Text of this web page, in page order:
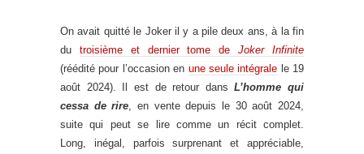
On avait quitté le Joker il y a pile deux ans, à la fin
du troisième et dernier tome deJoker Infinite
(réédité pour l’occasion en une seule intégrale le 19
août 2024). Il est de retour dansL’homme qui
cessa de rire , en vente depuis le 30 août 2024,
suite qui peut se lire comme un récit complet.
Long, inégal, parfois surprenant et appréciable,